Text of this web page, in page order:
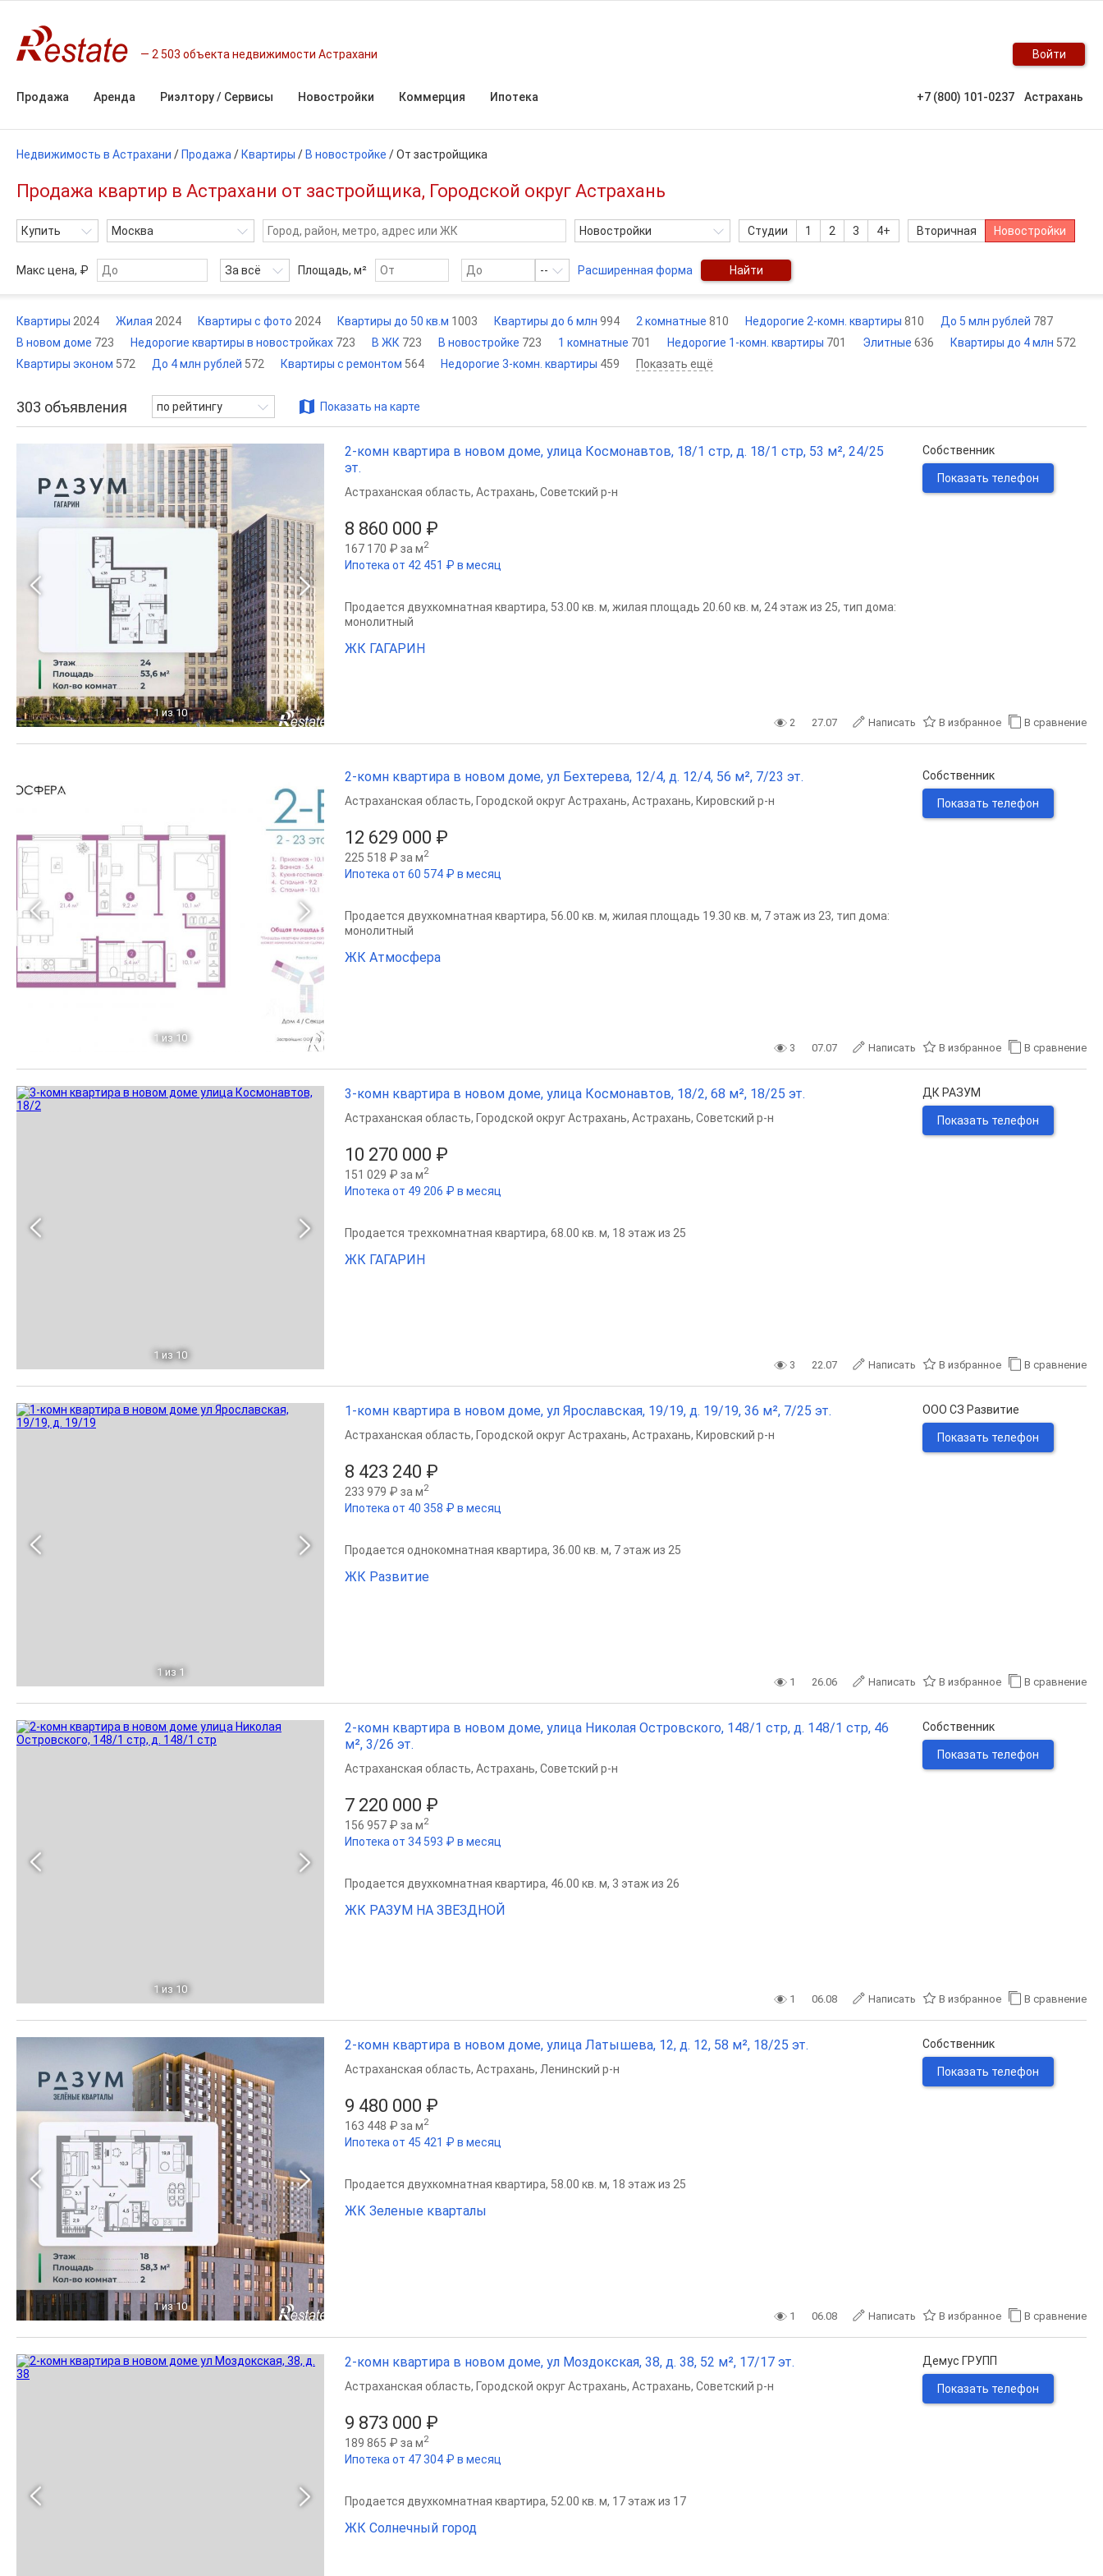
2 503 объекта недвижимости Астрахани Войти
Продажа Аренда Риэлтору / Сервисы Новостройки Коммерция Ипотека +7 (800) 101-0237 Астрахань
Недвижимость в Астрахани / Продажа / Квартиры / В новостройке /От застройщика
Продажа квартир в Астрахани от застройщика, Городской округ Астрахань
Купить Москва Новостройки Студии 1 2 3 4+ Вторичная Новостройки
Макс цена, ₽ За всё Площадь, м² -- Расширенная форма Найти
Квартиры 2024 Жилая 2024 Квартиры с фото 2024 Квартиры до 50 кв.м 1003 Квартиры до 6 млн 994 2 комнатные 810 Недорогие 2-комн. квартиры 810 До 5 млн рублей 787
В новом доме 723 Недорогие квартиры в новостройках 723 В ЖК 723 В новостройке 723 1 комнатные 701 Недорогие 1-комн. квартиры 701 Элитные 636 Квартиры до 4 млн 572
Квартиры эконом 572 До 4 млн рублей 572 Квартиры с ремонтом 564 Недорогие 3-комн. квартиры 459 Показать ещё
303 объявления по рейтингу Показать на карте
1 из 10
2-комн квартира в новом доме, улица Космонавтов, 18/1 стр, д. 18/1 стр, 53 м², 24/25
эт.
8 860 000 ₽
167 170 ₽ за м2
Ипотека от 42 451 ₽ в месяц
Астраханская область, Астрахань, Советский р-н
Продается двухкомнатная квартира, 53.00 кв. м, жилая площадь 20.60 кв. м, 24 этаж из 25, тип дома:
монолитный
ЖК ГАГАРИН
Собственник
Показать телефон
2 27.07 Написать В избранное В сравнение
1 из 10
2-комн квартира в новом доме, ул Бехтерева, 12/4, д. 12/4, 56 м², 7/23 эт.
12 629 000 ₽
225 518 ₽ за м2
Ипотека от 60 574 ₽ в месяц
Астраханская область, Городской округ Астрахань, Астрахань, Кировский р-н
Продается двухкомнатная квартира, 56.00 кв. м, жилая площадь 19.30 кв. м, 7 этаж из 23, тип дома:
монолитный
ЖК Атмосфера
Собственник
Показать телефон
3 07.07 Написать В избранное В сравнение
1 из 10
3-комн квартира в новом доме, улица Космонавтов, 18/2, 68 м², 18/25 эт.
10 270 000 ₽
151 029 ₽ за м2
Ипотека от 49 206 ₽ в месяц
Астраханская область, Городской округ Астрахань, Астрахань, Советский р-н
Продается трехкомнатная квартира, 68.00 кв. м, 18 этаж из 25
ЖК ГАГАРИН
ДК РАЗУМ
Показать телефон
3 22.07 Написать В избранное В сравнение
1 из 1
1-комн квартира в новом доме, ул Ярославская, 19/19, д. 19/19, 36 м², 7/25 эт.
8 423 240 ₽
233 979 ₽ за м2
Ипотека от 40 358 ₽ в месяц
Астраханская область, Городской округ Астрахань, Астрахань, Кировский р-н
Продается однокомнатная квартира, 36.00 кв. м, 7 этаж из 25
ЖК Развитие
ООО СЗ Развитие
Показать телефон
1 26.06 Написать В избранное В сравнение
1 из 10
2-комн квартира в новом доме, улица Николая Островского, 148/1 стр, д. 148/1 стр, 46
м², 3/26 эт.
7 220 000 ₽
156 957 ₽ за м2
Ипотека от 34 593 ₽ в месяц
Астраханская область, Астрахань, Советский р-н
Продается двухкомнатная квартира, 46.00 кв. м, 3 этаж из 26
ЖК РАЗУМ НА ЗВЕЗДНОЙ
Собственник
Показать телефон
1 06.08 Написать В избранное В сравнение
1 из 10
2-комн квартира в новом доме, улица Латышева, 12, д. 12, 58 м², 18/25 эт.
9 480 000 ₽
163 448 ₽ за м2
Ипотека от 45 421 ₽ в месяц
Астраханская область, Астрахань, Ленинский р-н
Продается двухкомнатная квартира, 58.00 кв. м, 18 этаж из 25
ЖК Зеленые кварталы
Собственник
Показать телефон
1 06.08 Написать В избранное В сравнение
2-комн квартира в новом доме, ул Моздокская, 38, д. 38, 52 м², 17/17 эт.
9 873 000 ₽
189 865 ₽ за м2
Ипотека от 47 304 ₽ в месяц
Астраханская область, Городской округ Астрахань, Астрахань, Советский р-н
Продается двухкомнатная квартира, 52.00 кв. м, 17 этаж из 17
ЖК Солнечный город
Демус ГРУПП
Показать телефон